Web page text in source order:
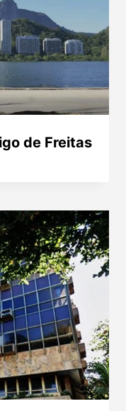
de Freitas